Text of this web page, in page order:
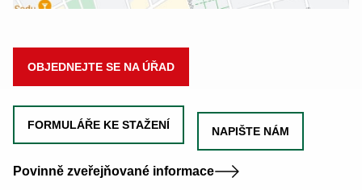
OBJEDNEJTE SE NA ÚŘAD
FORMULÁŘE KE STAŽENÍ NAPIŠTE NÁM
Povinně zveřejňované informace